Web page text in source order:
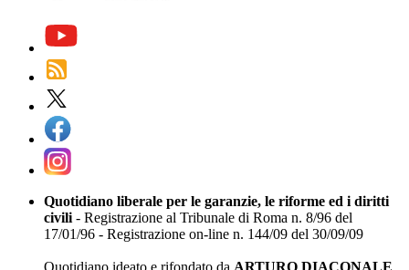
Quotidiano liberale per le garanzie, le riforme ed i diritti
civili - Registrazione al Tribunale di Roma n. 8/96 del
17/01/96 - Registrazione on-line n. 144/09 del 30/09/09